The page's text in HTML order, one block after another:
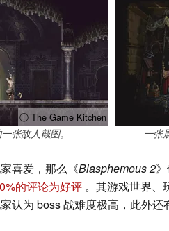
ⓘ The Game Kitchen
张敌人截图。 一张
喜爱，那么《Blasphemous 2
的评论为好评 。其游戏世界、
认为 boss 战难度极高，此外还